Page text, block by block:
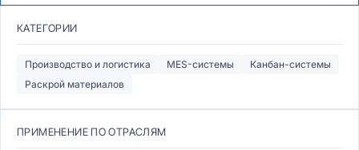
КАТЕГОРИИ
Производство и логистика MES-системы
Канбан-системы
Раскрой материалов
ПРИМЕНЕНИЕ ПО ОТРАСЛЯМ